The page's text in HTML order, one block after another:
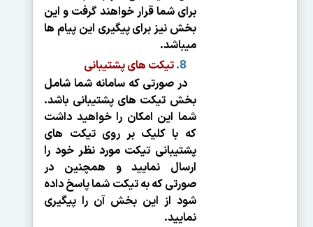
برای شما قرار خواهند گرفت و این
بخش نیز برای پیگیری این پیام ها
می­باشد.
تیکت های پشتیبانی
در صورتی که سامانه شما شامل
بخش تیکت های پشتیبانی باشد.
شما این امکان را خواهید داشت
که با کلیک بر روی تیکت های
پشتیبانی تیکت مورد نظر خود را
ارسال نمایید و همچنین در
صورتی که به تیکت شما پاسخ داده
شود از این بخش آن را پیگیری
نمایید.